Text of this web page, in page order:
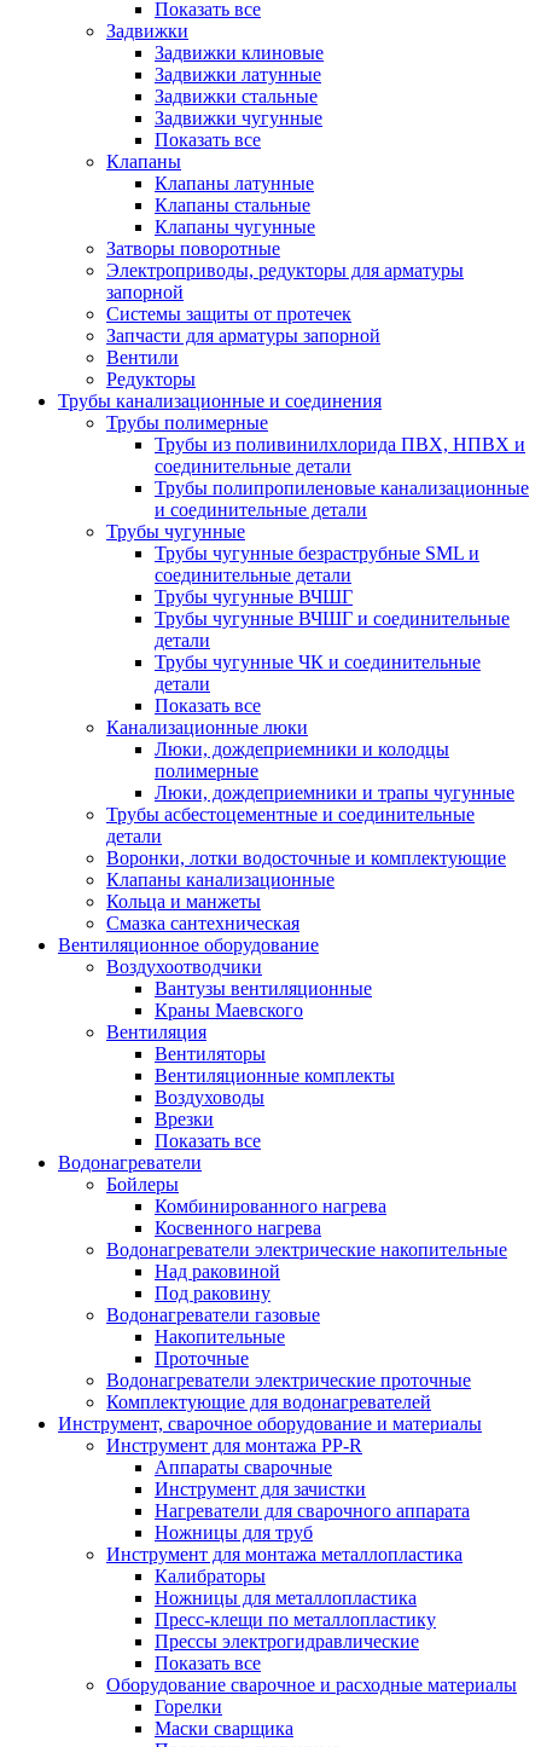
Показать все
Задвижки
Задвижки клиновые
Задвижки латунные
Задвижки стальные
Задвижки чугунные
Показать все
Клапаны
Клапаны латунные
Клапаны стальные
Клапаны чугунные
Затворы поворотные
Электроприводы, редукторы для арматуры
запорной
Системы защиты от протечек
Запчасти для арматуры запорной
Вентили
Редукторы
Трубы канализационные и соединения
Трубы полимерные
Трубы из поливинилхлорида ПВХ, НПВХ и
соединительные детали
Трубы полипропиленовые канализационные
и соединительные детали
Трубы чугунные
Трубы чугунные безраструбные SML и
соединительные детали
Трубы чугунные ВЧШГ
Трубы чугунные ВЧШГ и соединительные
детали
Трубы чугунные ЧК и соединительные
детали
Показать все
Канализационные люки
Люки, дождеприемники и колодцы
полимерные
Люки, дождеприемники и трапы чугунные
Трубы асбестоцементные и соединительные
детали
Воронки, лотки водосточные и комплектующие
Клапаны канализационные
Кольца и манжеты
Смазка сантехническая
Вентиляционное оборудование
Воздухоотводчики
Вантузы вентиляционные
Краны Маевского
Вентиляция
Вентиляторы
Вентиляционные комплекты
Воздуховоды
Врезки
Показать все
Водонагреватели
Бойлеры
Комбинированного нагрева
Косвенного нагрева
Водонагреватели электрические накопительные
Над раковиной
Под раковину
Водонагреватели газовые
Накопительные
Проточные
Водонагреватели электрические проточные
Комплектующие для водонагревателей
Инструмент, сварочное оборудование и материалы
Инструмент для монтажа PP-R
Аппараты сварочные
Инструмент для зачистки
Нагреватели для сварочного аппарата
Ножницы для труб
Инструмент для монтажа металлопластика
Калибраторы
Ножницы для металлопластика
Пресс-клещи по металлопластику
Прессы электрогидравлические
Показать все
Оборудование сварочное и расходные материалы
Горелки
Маски сварщика